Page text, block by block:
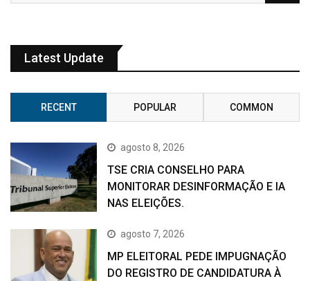
Latest Update
RECENT POPULAR COMMON
agosto 8, 2026
TSE CRIA CONSELHO PARA
MONITORAR DESINFORMAÇÃO E IA
NAS ELEIÇÕES.
agosto 7, 2026
MP ELEITORAL PEDE IMPUGNAÇÃO
DO REGISTRO DE CANDIDATURA À